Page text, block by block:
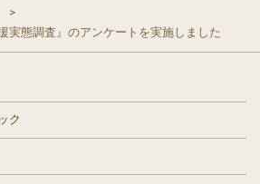
実態調査』のアンケートを実施しました
ク